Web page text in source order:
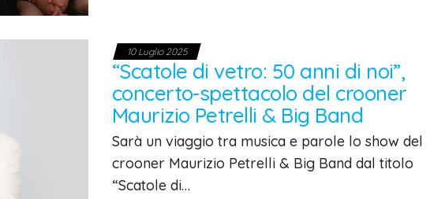
10 Luglio 2025
“Scatole di vetro: 50 anni di noi”,
concerto-spettacolo del crooner
Maurizio Petrelli & Big Band
Sarà un viaggio tra musica e parole lo show del
crooner Maurizio Petrelli & Big Band dal titolo
“Scatole di…